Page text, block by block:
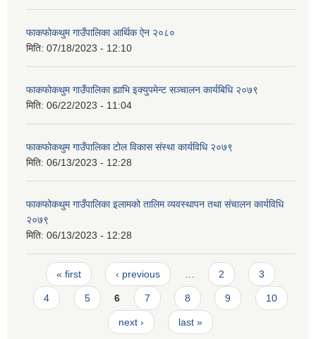
फाकफोकथुम गाउँपालिका आर्थिक ऐन २०८०
मिति: 07/18/2023 - 12:10
फाकफोकथुम गाउँपालिका ह्याभि इक्युपमेन्ट सञ्चालन कार्यबिधि २०७९
मिति: 06/22/2023 - 11:04
फाकफोकथुम गाउँपालिका टोल विकास संस्था कार्यविधि २०७९
मिति: 06/13/2023 - 12:28
फाकफोकथुम गाउँपालिका इलामको तालिम व्यवस्थापन तथा संचालन कार्यविधि
२०७९
मिति: 06/13/2023 - 12:28
Pages
« first ‹ previous 2 3
4 5 6 7 8 9 10
next › last »